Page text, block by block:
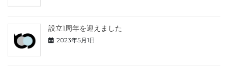
設立1周年を迎えました
2023年5月1日